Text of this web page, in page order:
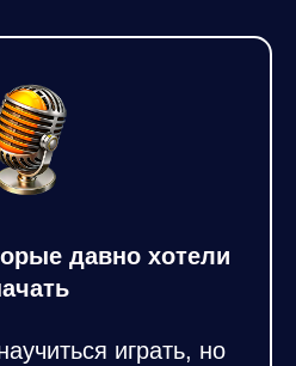
давно хотели
играть, но